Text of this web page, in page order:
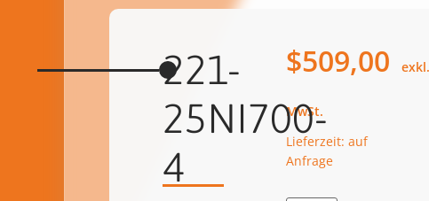
221-
25NI700-
4
$509,00
Lieferzeit: auf
Anfrage